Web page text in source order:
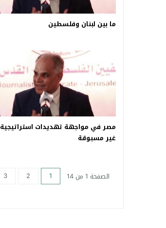
ما بين لبنان وفلسطين
مصر في مواجهة تهديدات استراتيجية
غير مسبوقة
الصفحة 1 من 14 1
2
3